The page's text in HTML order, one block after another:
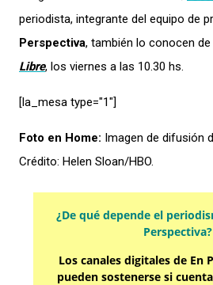
periodista, integrante del equipo de
Perspectiva, también lo conocen de
Libre, los viernes a las 10.30 hs.
[la_mesa type="1″]
Foto en Home: Imagen de difusión
Crédito: Helen Sloan/HBO.
¿De qué depende el
Perspectiva?
Los canales digitales de En
pueden sostenerse si